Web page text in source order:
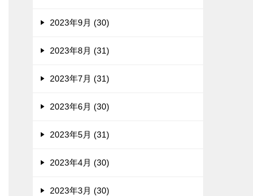
2023年9月 (30)
2023年8月 (31)
2023年7月 (31)
2023年6月 (30)
2023年5月 (31)
2023年4月 (30)
2023年3月 (30)